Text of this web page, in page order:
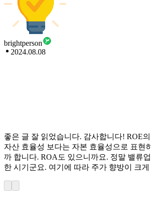
brightperson
2024.08.08
좋은 글 잘 읽었습니다. 감사합니다! ROE
자산 효율성 보다는 자본 효율성으로 표현
까 합니다. ROA도 있으니까요. 정말 밸류
한 시기군요. 여기에 따라 주가 향방이 크